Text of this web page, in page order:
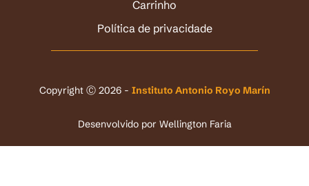
Carrinho
Política de privacidade
Copyright Ⓒ 2026 - Instituto Antonio Royo Marín
Desenvolvido por Wellington Faria